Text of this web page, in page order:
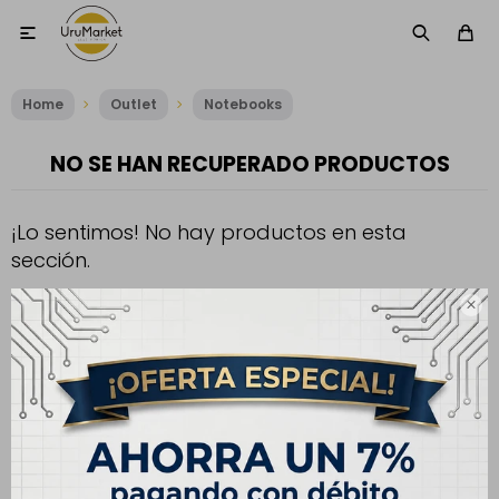


Home Outlet Notebooks
NO SE HAN RECUPERADO PRODUCTOS
¡Lo sentimos! No hay productos en esta
sección.
Inténtalo nuevamente con otros criterios de filtrado o busca en
otras secciones de nuestro catálogo.
Filtrando por:
Notebooks
Frecuencia RAM: 5200 MHz (DDR5) Quitar filtros
Te recomendamos quitar: